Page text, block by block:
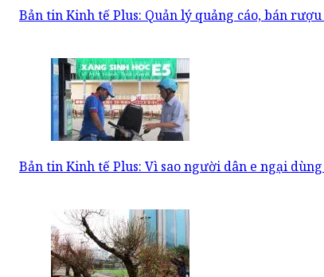
Bản tin Kinh tế Plus: Quản lý quảng cáo, bán
Bản tin Kinh tế Plus: Vì sao người dân e ngại dùng